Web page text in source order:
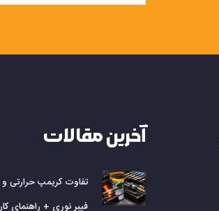
آخرین مقالات
تفاوت کریمپ حرارتی
فیبر نوری + راهنمای